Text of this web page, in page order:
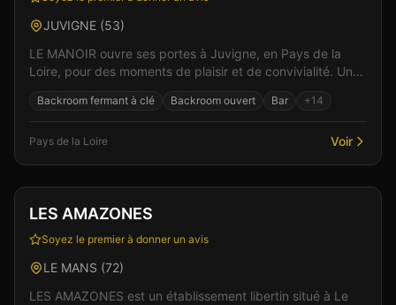
JUVIGNE (53)
LE MANOIR ouvre ses portes à Juvigne, en Pays de la
Loire, pour des moments de plaisir et de convivialité. Un
Backroom fermant à clé Backroom ouvert Bar +14
Pays de la Loire Voir
Club
LES AMAZONES
Soyez le premier à donner un avis
LE MANS (72)
LES AMAZONES est un établissement libertin situé à Le